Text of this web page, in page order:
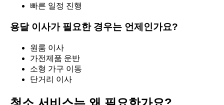
빠른 일정 진행
용달 이사가 필요한 경우는 언제인가요?
원룸 이사
가전제품 운반
소형 가구 이동
단거리 이사